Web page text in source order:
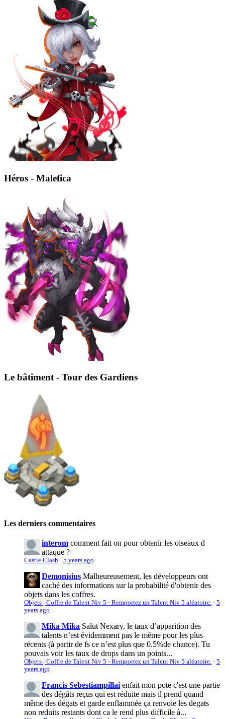
Héros - Malefica
Le bâtiment - Tour des Gardiens
Les derniers commentaires
interom comment fait on pour obtenir les oiseaux d
attaque ?
Castle Clash · 5 years ago
Demonisius Malheureusement, les développeurs ont
caché des informations sur la probabilité d'obtenir des
objets dans les coffres.
Objets | Coffre de Talent Niv 5 - Remportez un Talent Niv 5 aléatoire. · 5
years ago
Mika Mika Salut Nexary, le taux d’apparition des
talents n’est évidemment pas le même pour les plus
récents (à partir de fs ce n’est plus que 0.5%de chance). Tu
pouvais voir les taux de drops dans un points...
Objets | Coffre de Talent Niv 5 - Remportez un Talent Niv 5 aléatoire. · 5
years ago
Francis Sebestiampillai enfait mon pote c'est une partie
des dégâts reçus qui est réduite mais il prend quand
même des dégats et garde enflammée ça renvoie les degats
non reduits restants dont ca le rend plus difficile à...